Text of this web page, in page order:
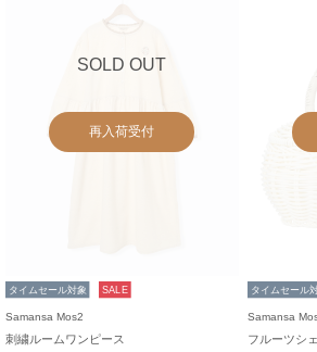
SOLD OUT
再入荷受付
タイムセール対象 SALE
Samansa Mos2
刺繍ルームワンピース
タイムセール
Samansa
フルーツシ